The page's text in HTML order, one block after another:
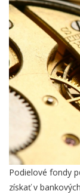
Podielové fondy
získať v